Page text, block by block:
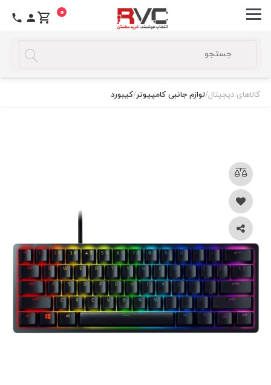
0
کالاهای دیجیتال/لوازم جانبی کامپیوتر/کیبورد